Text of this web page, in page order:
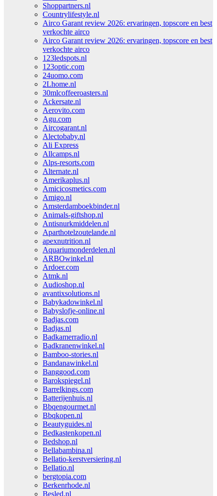
Shoppartners.nl
Countrylifestyle.nl
Airco Garant review 2026: ervaringen, topscore en best
verkochte airco
Airco Garant review 2026: ervaringen, topscore en best
verkochte airco
123ledspots.nl
123optic.com
24uomo.com
2Lhome.nl
30mlcoffeeroasters.nl
Ackersate.nl
Aerovito.com
Agu.com
Aircogarant.nl
Alectobaby.nl
Ali Express
Allcamps.nl
Alps-resorts.com
Alternate.nl
Amerikaplus.nl
Amicicosmetics.com
Amigo.nl
Amsterdamboekbinder.nl
Animals-giftshop.nl
Antisnurkmiddelen.nl
Aparthotelzoutelande.nl
apexnutrition.nl
Aquariumonderdelen.nl
ARBOwinkel.nl
Ardoer.com
Atmk.nl
Audioshop.nl
avantixsolutions.nl
Babykadowinkel.nl
Babyslofje-online.nl
Badjas.com
Badjas.nl
Badkamerradio.nl
Badkranenwinkel.nl
Bamboo-stories.nl
Bandanawinkel.nl
Banggood.com
Barokspiegel.nl
Barrelkings.com
Batterijenhuis.nl
Bbqengourmet.nl
Bbqkopen.nl
Beautyguides.nl
Bedkastenkopen.nl
Bedshop.nl
Bellabambina.nl
Bellatio-kerstversiering.nl
Bellatio.nl
bergtopia.com
Berkenrhode.nl
Besled.nl